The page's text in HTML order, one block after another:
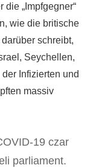
„Impfgegner“
wie die britische
schreibt,
Seychellen,
Infizierten und
massiv
19 czar
parliament.